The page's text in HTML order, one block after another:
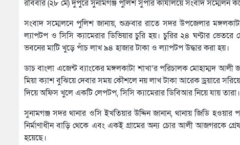
রবিবার (২৮ মে) দুপুরে সুনামগঞ্জ পুলিশ সুপার কার্যালয়ে সংবাদ
সংবাদ সম্মেলনে পুলিশ জানায়, শুক্রবার রাতে সদর উপজেলার
ল্যাপটপ ও সিসি ক্যামেরার ডিভিয়ার চুরি হয়। চুরির ২৪ ঘণ্টার
ভবনের মাটি খুড়ে পাঁচ লাখ ৯৪ হাজার টাকা ও ল্যাপটপ উদ্ধার করা হয়।
ডাচ বাংলা এজেন্ট ব্যাংকের মঙ্গলকাটা শাখা’র পরিচালক মোহাম্মদ
মিয়া ক্যাশ বুঝিয়ে দেবার সময় কৌশলে নয় লাখ টাকা আরেক ড্রয়ারে
দিয়ে অফিস খুলে একটি লেপটপ, সিসি ক্যামেরার ডিবিআর নিয়ে যায়
সুনামগঞ্জ সদর থানার ওসি ইখতিয়ার উদ্দিন জানান, থানায় জিডি
নির্মাণাধীন বাড়ি থেকে এবং একই গ্রামের অন্য চোর আলী আজগরকে
হয়েছে।